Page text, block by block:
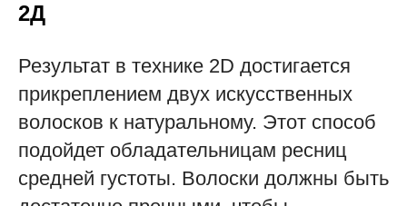
2Д
Результат в технике 2D достигается
прикреплением двух искусственных
волосков к натуральному. Этот способ
подойдет обладательницам ресниц
средней густоты. Волоски должны быть